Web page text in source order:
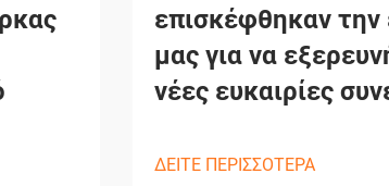
επισκέφθηκαν την
μας για να
νέες ευκαιρίες
ΔΕΙΤΕ ΠΕΡΙΣΣΟΤΕΡΑ